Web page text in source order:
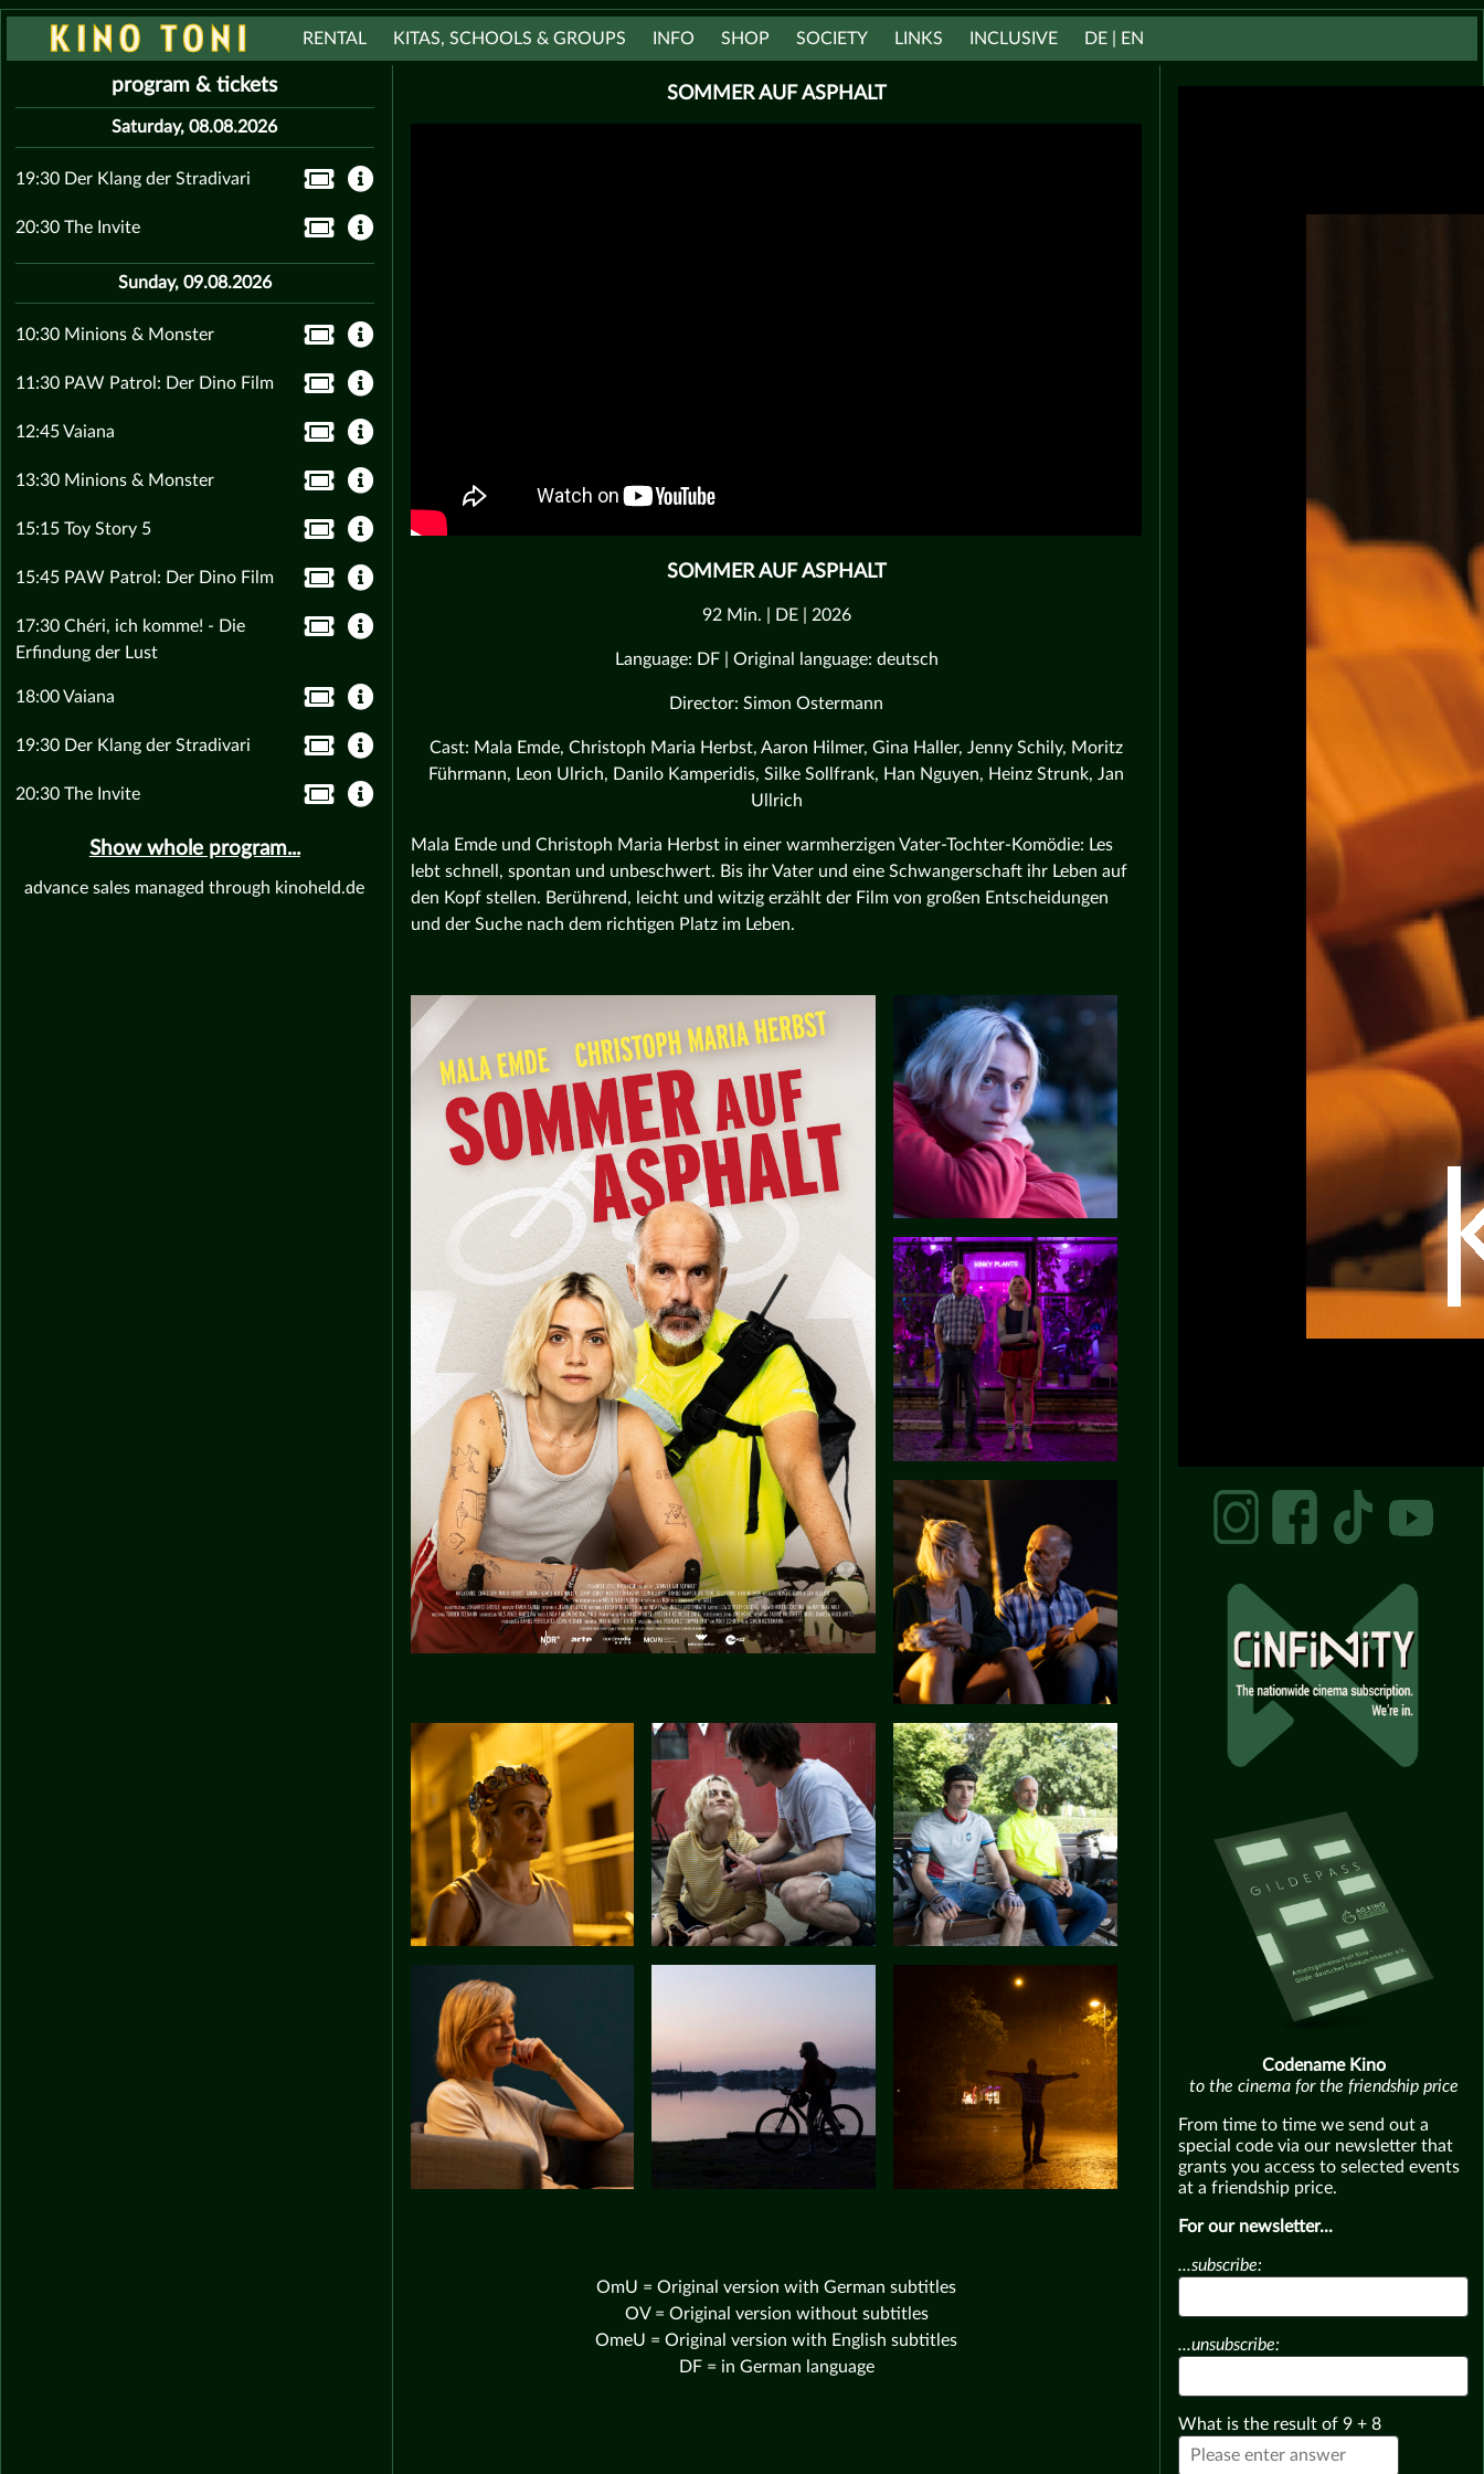
RENTAL KITAS, SCHOOLS & GROUPS INFO SHOP SOCIETY LINKS INCLUSIVE DE | EN
SOMMER AUF ASPHALT
SOMMER AUF ASPHALT
92 Min. | DE | 2026
Language: DF | Original language: deutsch
Director: Simon Ostermann
Cast: Mala Emde, Christoph Maria Herbst, Aaron Hilmer, Gina Haller, Jenny Schily, Moritz
Führmann, Leon Ulrich, Danilo Kamperidis, Silke Sollfrank, Han Nguyen, Heinz Strunk, Jan
Ullrich
Mala Emde und Christoph Maria Herbst in einer warmherzigen Vater-Tochter-Komödie: Les
lebt schnell, spontan und unbeschwert. Bis ihr Vater und eine Schwangerschaft ihr Leben auf
den Kopf stellen. Berührend, leicht und witzig erzählt der Film von großen Entscheidungen
und der Suche nach dem richtigen Platz im Leben.
OmU = Original version with German subtitles
OV = Original version without subtitles
OmeU = Original version with English subtitles
DF = in German language
program & tickets
Saturday, 08.08.2026
19:30 Der Klang der Stradivari
20:30 The Invite
Sunday, 09.08.2026
10:30 Minions & Monster
11:30 PAW Patrol: Der Dino Film
12:45 Vaiana
13:30 Minions & Monster
15:15 Toy Story 5
15:45 PAW Patrol: Der Dino Film
17:30 Chéri, ich komme! - Die
Erfindung der Lust
18:00 Vaiana
19:30 Der Klang der Stradivari
20:30 The Invite
Show whole program...
advance sales managed through kinoheld.de
Codename Kino
to the cinema for the friendship price
From time to time we send out a
special code via our newsletter that
grants you access to selected events
at a friendship price.
For our newsletter...
...subscribe:
...unsubscribe:
What is the result of9 + 8